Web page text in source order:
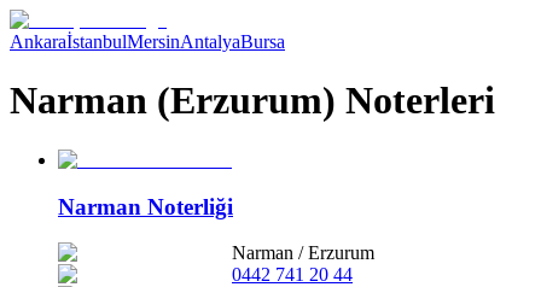
AnkaraİstanbulMersinAntalyaBursa
Narman (Erzurum) Noterleri
Narman Noterliği
Narman /Erzurum
0442 741 20 44